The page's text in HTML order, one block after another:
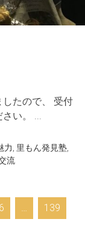
たので、 受付
い。 ...
力 里もん発見塾
流
…
139